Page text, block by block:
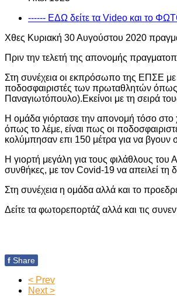
------ ΕΔΩ δείτε τα Video και το
Χθες Κυριακή 30 Αυγούστου 2020
Πριν την τελετή της απονομής
Στη συνέχεια οι εκπρόσωπο της ΕΠΣΕ με
ποδοσφαιριστές των πρωταθλητών όπως
Παναγιωτόπουλο).Εκείνοι με τη σειρά
Η ομάδα γιόρτασε την απονομή τόσο στο
όπως το λέμε, είναι πως οι
κολύμπησαν επι 150 μέτρα για να βγουν
H γιορτή μεγάλη για τους φιλάθλους του
συνθήκες, με τον Covid-19 να απειλεί τη
Στη συνέχεια η ομάδα αλλά και το
Δείτε τα φωτορεπορτάζ αλλά και τις
f Share
< Prev
Next >